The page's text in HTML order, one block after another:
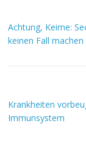
Achtung, Keime:
keinen Fall machen
Krankheiten
Immunsystem